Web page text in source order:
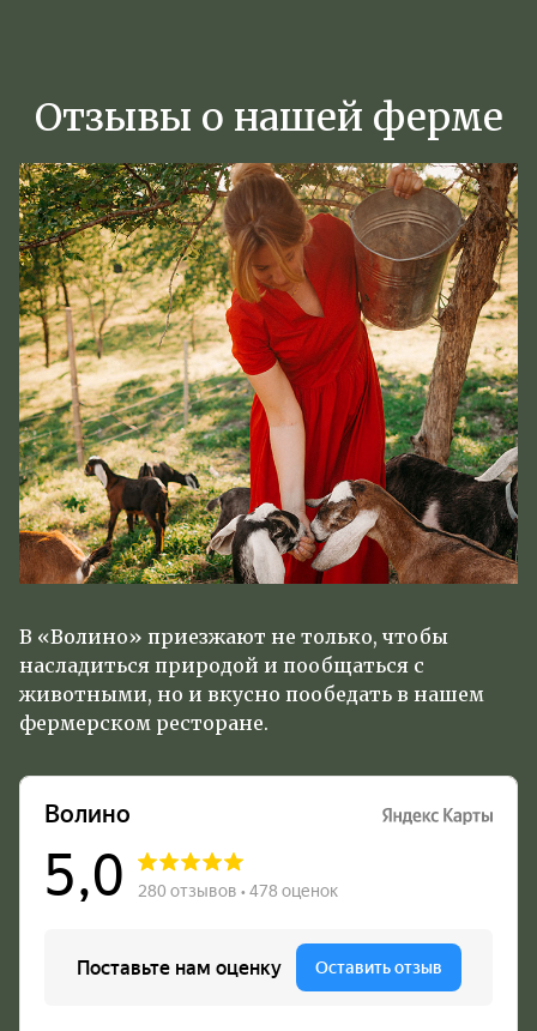
Отзывы о нашей ферме
В «Волино» приезжают не только, чтобы
насладиться природой и пообщаться с
животными, но и вкусно пообедать в нашем
фермерском ресторане.